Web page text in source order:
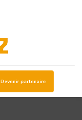
Devenir partenaire